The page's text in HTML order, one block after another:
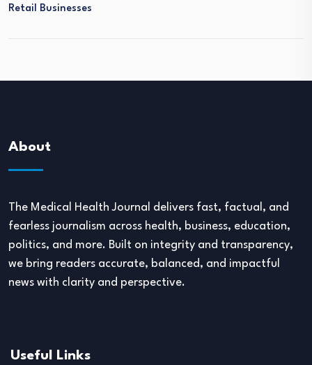
Retail Businesses
About
The Medical Health Journal delivers fast, factual, and
fearless journalism across health, business, education,
politics, and more. Built on integrity and transparency,
we bring readers accurate, balanced, and impactful
news with clarity and perspective.
Useful Links